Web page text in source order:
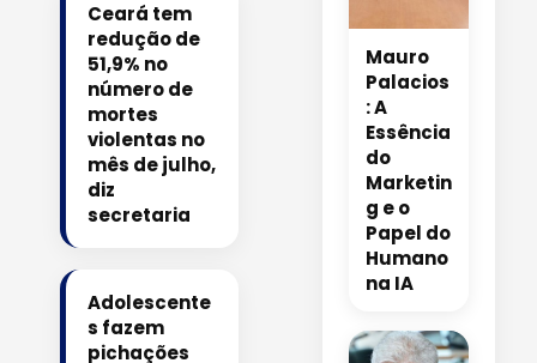
Ceará tem
redução de
51,9% no
número de
mortes
violentas no
mês de julho,
diz
secretaria
Adolescente
s fazem
pichações
Mauro
Palacios
: A
Essência
do
Marketin
g e o
Papel do
Humano
na IA